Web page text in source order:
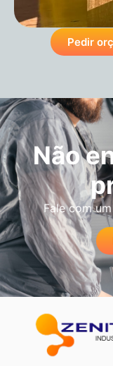
Pedir
Não
Fale com